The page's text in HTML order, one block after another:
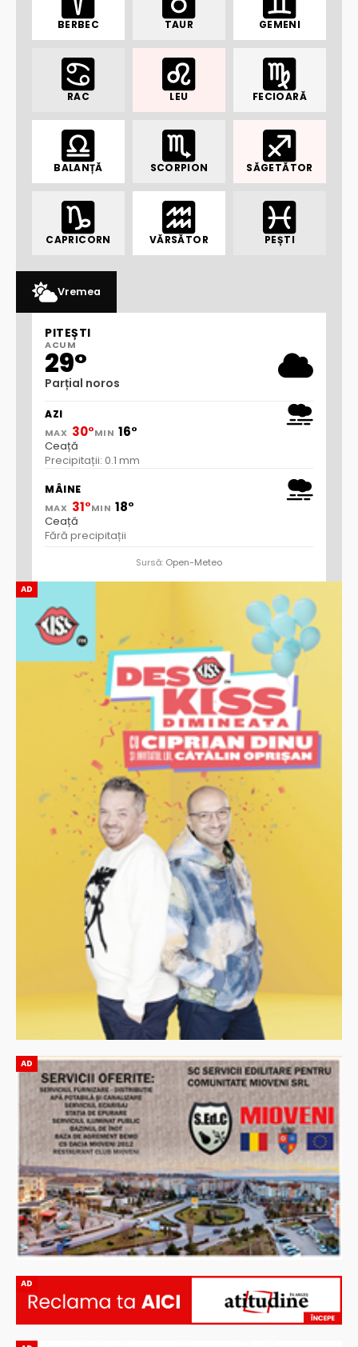
AD
AD
AD
BERBEC TAUR GEMENI
RAC LEU FECIOARĂ
BALANȚĂ SCORPION SĂGETĂTOR
CAPRICORN VĂRSĂTOR PEȘTI
Vremea
PITEȘTI
ACUM
29°
Parțial noros
AZI
MAX 30°MIN 16°
Ceață
Precipitații: 0.1 mm
MÂINE
MAX 31°MIN 18°
Ceață
Fără precipitații
Sursă: Open-Meteo